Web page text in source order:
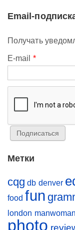
Email-
Получать
E-mail *
Метки
cqg db denver
food fun
london manwoman
photo